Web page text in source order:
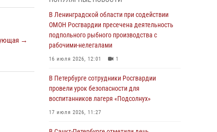
→
вернуться домой
03 августа 2026, 11:51
В Санкт-Петербурге при содействии СОБР
03 августа 2026, 10:15 1
Сотрудники ГУ Росгвардии приняли участие в
боевому самбо
В Ленинградской области при содействии
ОМОН Росгвардии пресечена деятельность
подпольного рыбного производства с
рабочими-нелегалами
16 июля 2026, 12:01 1
В Петербурге сотрудники Росгвардии
провели урок безопасности для
воспитанников лагеря «Подсолнух»
17 июля 2026, 11:27